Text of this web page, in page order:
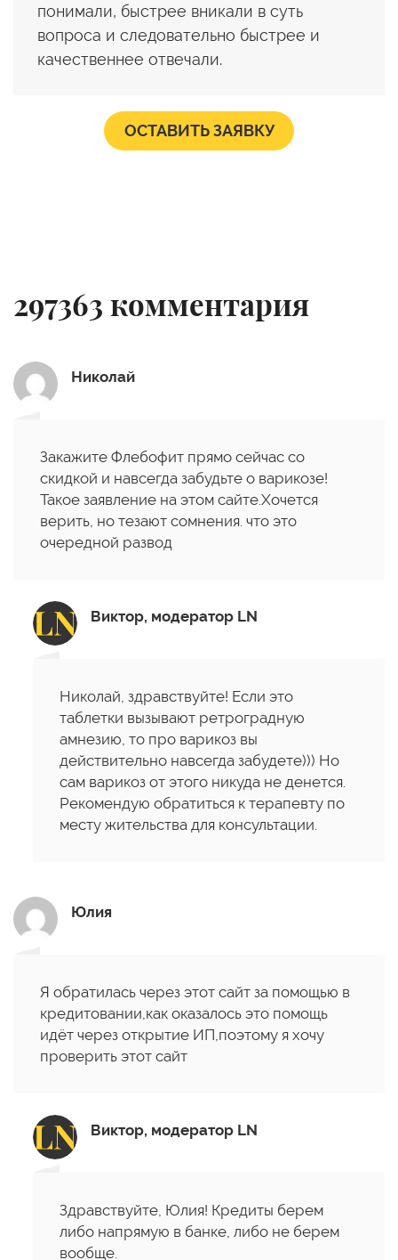
понимали, быстрее вникали в суть
вопроса и следовательно быстрее и
качественнее отвечали.
ОСТАВИТЬ ЗАЯВКУ
297363 комментария
Николай
Закажите Флебофит прямо сейчас со
скидкой и навсегда забудьте о варикозе!
Такое заявление на этом сайте.Хочется
верить, но тезают сомнения. что это
очередной развод
Виктор, модератор LN
Николай, здравствуйте! Если это
таблетки вызывают ретроградную
амнезию, то про варикоз вы
действительно навсегда забудете))) Но
сам варикоз от этого никуда не денется.
Рекомендую обратиться к терапевту по
месту жительства для консультации.
Юлия
Я обратилась через этот сайт за помощью в
кредитовании,как оказалось это помощь
идёт через открытие ИП,поэтому я хочу
проверить этот сайт
Виктор, модератор LN
Здравствуйте, Юлия! Кредиты берем
либо напрямую в банке, либо не берем
вообще.